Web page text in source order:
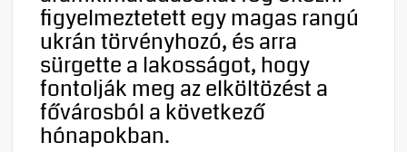
figyelmeztetett egy magas rangú
ukrán törvényhozó, és arra
sürgette a lakosságot, hogy
fontolják meg az elköltözést a
fővárosból a következő
hónapokban.